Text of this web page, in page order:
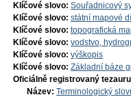
Klíčové slovo: Souřadnicový
Klíčové slovo: státní mapové
Klíčové slovo: topografická
Klíčové slovo: vodstvo,
Klíčové slovo: výškopis
Klíčové slovo: Základní báze
Oficiálně registrovaný
Název: Terminologický